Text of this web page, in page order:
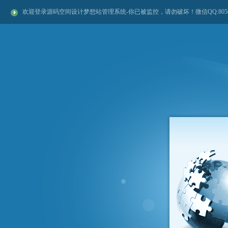
欢迎登录源码空间设计梦想站管理系统-你已被监控，请勿破坏！微信